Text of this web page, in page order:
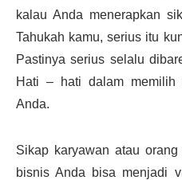
kalau Anda menerapkan
Tahukah kamu, serius itu
Pastinya serius selalu
Hati – hati dalam memilih
Anda.
Sikap karyawan atau
bisnis Anda bisa menjadi